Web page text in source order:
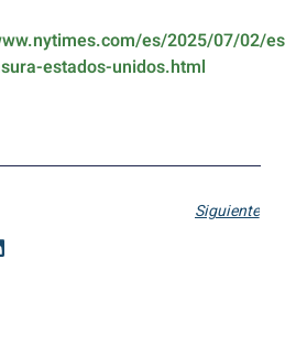
es/2025/07/02/
estados-unidos.html
Siguiente